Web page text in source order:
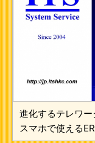
進化するテレワー
スマホで使える